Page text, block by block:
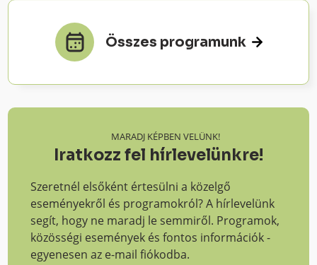
Összes programunk
MARADJ KÉPBEN VELÜNK!
Iratkozz fel hírlevelünkre!
Szeretnél elsőként értesülni a közelgő
eseményekről és programokról? A hírlevelünk
segít, hogy ne maradj le semmiről. Programok,
közösségi események és fontos információk -
egyenesen az e-mail fiókodba.